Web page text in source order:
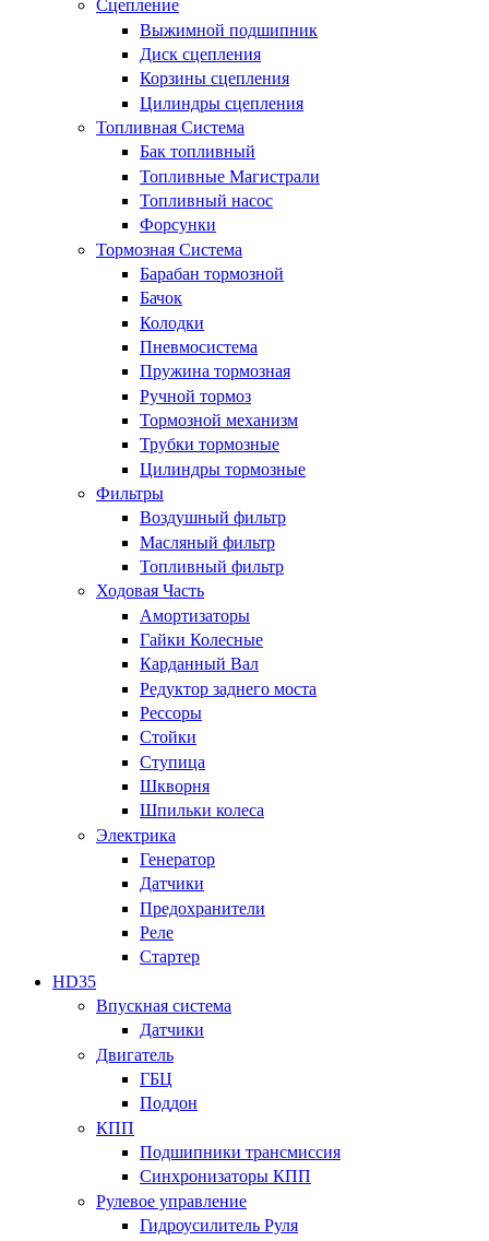
Сцепление
Выжимной подшипник
Диск сцепления
Корзины сцепления
Цилиндры сцепления
Топливная Система
Бак топливный
Топливные Магистрали
Топливный насос
Форсунки
Тормозная Система
Барабан тормозной
Бачок
Колодки
Пневмосистема
Пружина тормозная
Ручной тормоз
Тормозной механизм
Трубки тормозные
Цилиндры тормозные
Фильтры
Воздушный фильтр
Масляный фильтр
Топливный фильтр
Ходовая Часть
Амортизаторы
Гайки Колесные
Карданный Вал
Редуктор заднего моста
Рессоры
Стойки
Ступица
Шкворня
Шпильки колеса
Электрика
Генератор
Датчики
Предохранители
Реле
Стартер
HD35
Впускная система
Датчики
Двигатель
ГБЦ
Поддон
КПП
Подшипники трансмиссия
Синхронизаторы КПП
Рулевое управление
Гидроусилитель Руля